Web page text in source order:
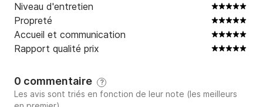
Niveau d'entretien
Propreté
Accueil et communication
Rapport qualité prix
0 commentaire ?
Les avis sont triés en fonction de leur note (les meilleurs